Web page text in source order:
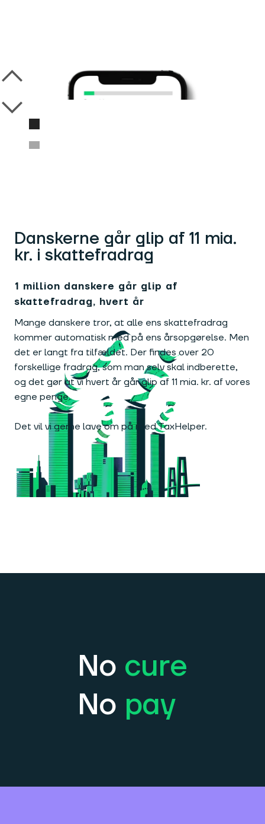
Danskerne går glip af 11 mia.
kr. i skattefradrag
1 million danskere går glip af
skattefradrag, hvert år
Mange danskere tror, at alle ens skattefradrag
kommer automatisk med på ens årsopgørelse. Men
det er langt fra tilfældet. Der findes over 20
forskellige fradrag, som man selv skal indberette,
og det gør at vi hvert år går glip af 11 mia. kr. af vores
egne penge.
Det vil vi gerne lave om på med TaxHelper.
No cure
No pay